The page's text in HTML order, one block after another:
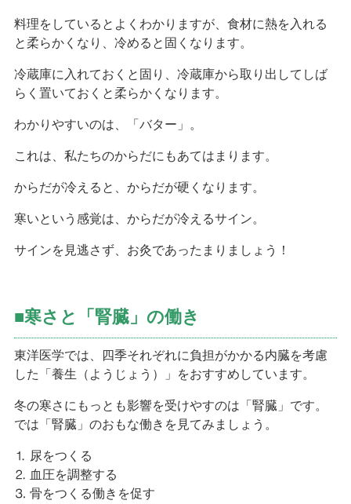
料理をしているとよくわかりますが、食材に熱を入れる
と柔らかくなり、冷めると固くなります。
冷蔵庫に入れておくと固り、冷蔵庫から取り出してしば
らく置いておくと柔らかくなります。
わかりやすいのは、「バター」。
これは、私たちのからだにもあてはまります。
からだが冷えると、からだが硬くなります。
寒いという感覚は、からだが冷えるサイン。
サインを見逃さず、お灸であったまりましょう！
■寒さと「腎臓」の働き
東洋医学では、四季それぞれに負担がかかる内臓を考慮
した「養生（ようじょう）」をおすすめしています。
冬の寒さにもっとも影響を受けやすのは「腎臓」です。
では「腎臓」のおもな働きを見てみましょう。
⒈ 尿をつくる
⒉ 血圧を調整する
⒊ 骨をつくる働きを促す